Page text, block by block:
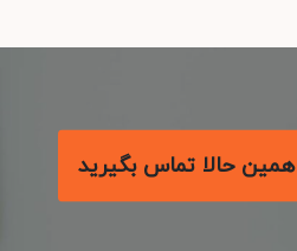
همین حالا تماس بگیرید